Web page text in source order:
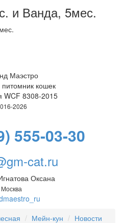
и Ванда, 5мес.
кошек
WCF 8308-2015
2026
555-03-30
cat.ru
Оксана
Москва
Мейн-кун Новости